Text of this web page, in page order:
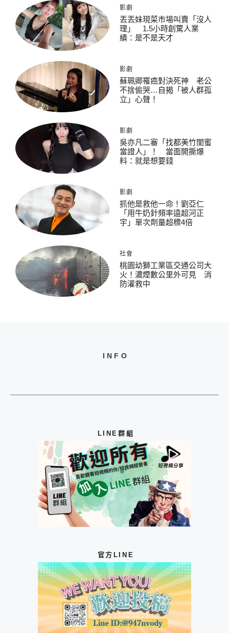
影劇
丟丟妹現菜市場叫賣「沒人
理」 1.5小時創驚人業
績：是不是天才
影劇
蘇珮卿罹癌對決死神 老公
不捨偷哭…自揭「被人群孤
立」心聲！
影劇
吳亦凡二審「找都美竹閨蜜
當證人」！ 當面開撕爆
料：就是想要錢
影劇
抓他是救他一命！劉亞仁
「用牛奶針頻率遠超河正
宇」單次劑量超標4倍
社會
桃園幼獅工業區交通公司大
火！濃煙數公里外可見 消
防灌救中
INFO
LINE群組
官方LINE